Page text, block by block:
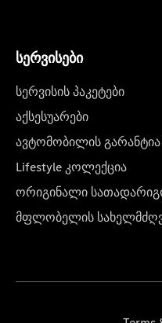
სერვისები
სერვისის პაკეტები
აქსესუარები
ავტომობილის გარანტია
Lifestyle კოლექცია
ორიგინალი
მფლობელის